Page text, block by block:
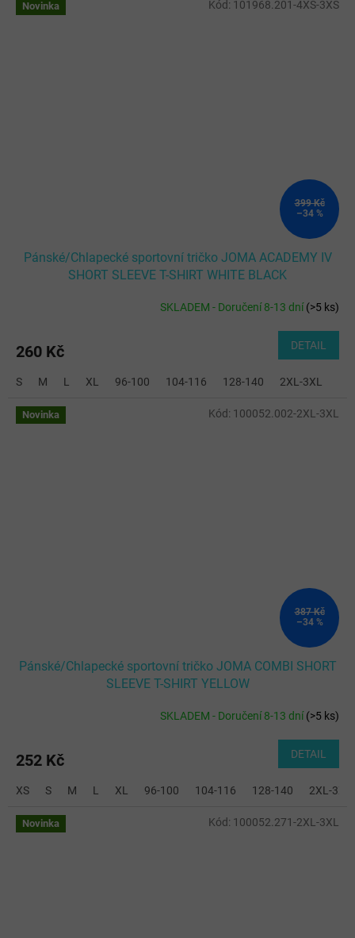
Novinka
399 Kč
–34 %
Pánské/Chlapecké sportovní tričko JOMA ACADEMY IV
SHORT SLEEVE T-SHIRT WHITE BLACK
SKLADEM - Doručení 8-13 dní(>5 ks)
260 Kč DETAIL
S M L XL 96-100 104-116 128-140 2XL-3XL
Kód: 101968.201-4XS-3XS
Novinka
387 Kč
–34 %
Pánské/Chlapecké sportovní tričko JOMA COMBI SHORT
SLEEVE T-SHIRT YELLOW
SKLADEM - Doručení 8-13 dní(>5 ks)
252 Kč DETAIL
XS S M L XL 96-100 104-116 128-140 2XL-3XL
Kód: 100052.002-2XL-3XL
Novinka Kód: 100052.271-2XL-3XL